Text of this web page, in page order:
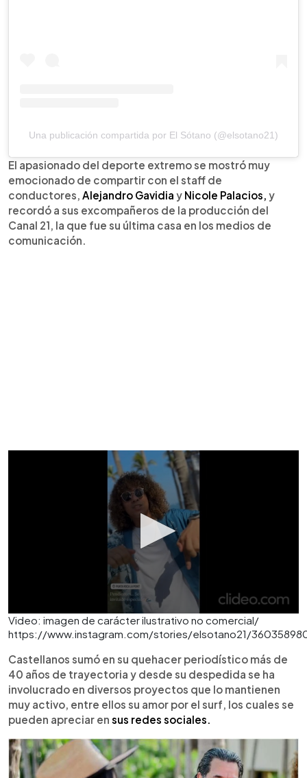
Una publicación compartida por El Sótano (@elsotano21)
El apasionado del deporte extremo se mostró muy
emocionado de compartir con el staff de
conductores, Alejandro Gavidia y Nicole Palacios, y
recordó a sus excompañeros de la producción del
Canal 21, la que fue su última casa en los medios de
comunicación.
Video: imagen de carácter ilustrativo no comercial/
https://www.instagram.com/stories/elsotano21/
Castellanos sumó en su quehacer periodístico más de
40 años de trayectoria y desde su despedida se ha
involucrado en diversos proyectos que lo mantienen
muy activo, entre ellos su amor por el surf, los cuales se
pueden apreciar en sus redes sociales.